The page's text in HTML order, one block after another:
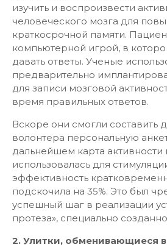
изучить и воспроизвести
человеческого мозга для
краткосрочной памяти.
компьютерной игрой, в
давать ответы. Ученые
предварительно
для записи мозговой
время правильных ответов.
Вскоре они смогли составить
волонтера персональную
дальнейшем карта
использовалась для
эффективность
подскочила на 35%. Это был
успешный шаг в реализации
протеза», специально
2. Улитки, обменивающиеся